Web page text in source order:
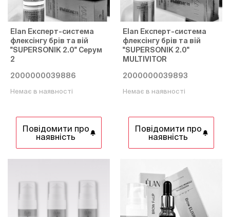
Elan Експерт-система
флексінгу брів та вій
"SUPERSONIK 2.0" Cерум
2
2000000039886
Немає в наявності
Повідомити про
наявність
Elan Експерт-система
флексінгу брів та вій
"SUPERSONIK 2.0"
MULTIVITOR
2000000039893
Немає в наявності
Повідомити про
наявність